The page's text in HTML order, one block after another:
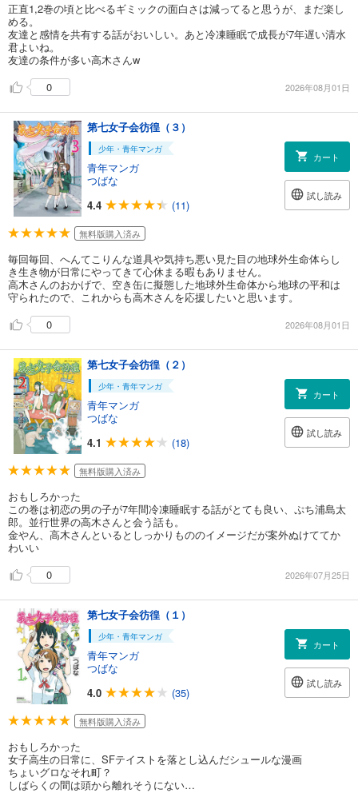
正直1,2巻の頃と比べるギミックの面白さは減ってると思うが、まだ楽し
める。
友達と感情を共有する話がおいしい。あと冷凍睡眠で成長が7年遅い清水
君よいね。
友達の条件が多い高木さんw
0
2026年08月01日
第七女子会彷徨（３）
少年・青年マンガ
青年マンガ
つばな
4.4
(11)
カート
試し読み
無料版購入済み
毎回毎回、へんてこりんな道具や気持ち悪い見た目の地球外生命体らし
き生き物が日常にやってきて心休まる暇もありません。
高木さんのおかげで、空き缶に擬態した地球外生命体から地球の平和は
守られたので、これからも高木さんを応援したいと思います。
0
2026年08月01日
第七女子会彷徨（２）
少年・青年マンガ
青年マンガ
つばな
4.1
(18)
カート
試し読み
無料版購入済み
おもしろかった
この巻は初恋の男の子が7年間冷凍睡眠する話がとても良い、ぷち浦島太
郎。並行世界の高木さんと会う話も。
金やん、高木さんといるとしっかりもののイメージだが案外ぬけててか
わいい
0
2026年07月25日
第七女子会彷徨（１）
少年・青年マンガ
青年マンガ
つばな
4.0
(35)
カート
試し読み
無料版購入済み
おもしろかった
女子高生の日常に、SFテイストを落とし込んだシュールな漫画
ちょいグロなそれ町？
しばらくの間は頭から離れそうにない…